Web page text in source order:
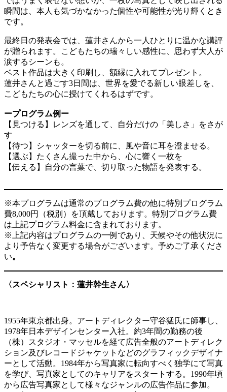
瞬間は、本人も気づかなかった個性や可能性が光り輝くとき
です。
最終日の発表会では、蓮井さんから一人ひとりに温かな講評
が贈られます。こどもたちの瑞々しい感性に、思わず大人が
涙するシーンも。
ベスト作品は大きく印刷し、額縁に入れてプレゼント。
蓮井さんと過ごす3日間は、世界を愛でる新しい眼差しを、
こどもたちの心に授けてくれるはずです。
ープログラム例ー
【見つける】レンズを通して、自分だけの「美しさ」をさが
す
【待つ】シャッターを切る前に、風や音に耳を澄ませる。
【選ぶ】たくさん撮った中から、心に響く一枚を
【伝える】自分の言葉で、切り取った物語を発表する。
※本プログラムは通常のプログラム費の他に特別プログラム
費8,000円（税別）を頂戴しております。特別プログラム費
は上記プログラム料金に含まれております。
※上記内容はプログラムの一例であり、天候やその他状況に
より予告なく変更する場合がございます。予めご了承くださ
い。
〈スペシャリスト：蓮井幹生さん〉
1955年東京都出身。アートディレクター守谷猛氏に師事し、
1978年日本デザインセンター入社。約3年間の勤務の後
（株）スタジオ・マッセルを経て広告全般のアートディレク
ション及びレコードジャケットなどのグラフィックデザイナ
ーとして活動。1984年から写真家に転向すべく独学にて写真
を学び、写真家としてのキャリアをスタートする。1990年頃
から広告写真家として様々なジャンルの広告作品に参加。